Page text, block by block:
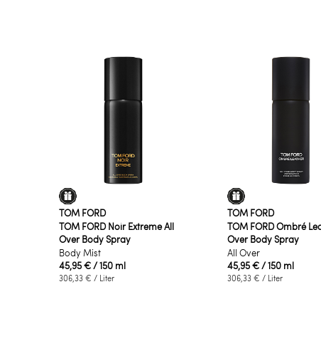
TOM FORD
TOM FORD Noir Extreme All
Over Body Spray
Body Mist
45,95 €/ 150 ml
306,33 € / Liter
TOM FORD
TOM FORD Ombré
Over Body Spray
All Over
45,95 €/ 150 ml
306,33 € / Liter